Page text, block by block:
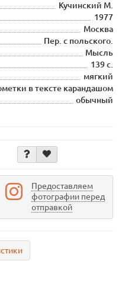
Кучинский М.
1977
Москва
Пер. с польского.
Мысль
139 с.
мягкий
в тексте карандашом
обычный
Предоставляем
фотографии перед
отправкой